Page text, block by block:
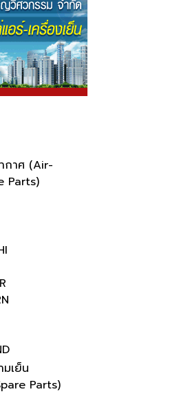
กาศ (Air-
Parts)
มเย็น
Parts)